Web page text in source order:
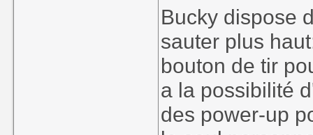
Bucky dispose
sauter plus
bouton de tir
a la possibilité
des power-up